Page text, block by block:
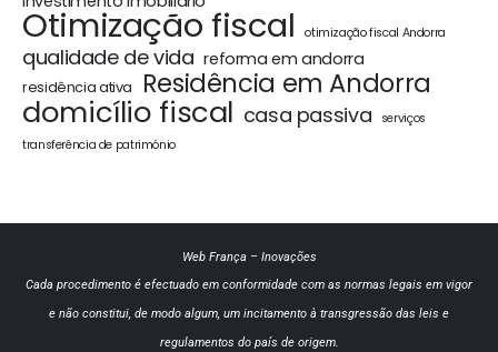
Otimização fiscal otimização fiscal Andorra
qualidade de vida reforma em andorra
residência ativa Residência em Andorra
domicílio fiscal casa passiva
serviços
transferência de património
Web França – Inovações
Cada procedimento é efectuado em conformidade com as normas legais em vigor
e não constitui, de modo algum, um incitamento à transgressão das leis e
regulamentos do país de origem.